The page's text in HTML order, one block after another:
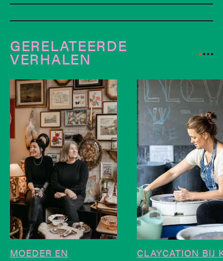
GERELATEERDE
VERHALEN
MOEDER EN
CLAYCATION BIJ